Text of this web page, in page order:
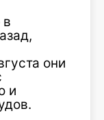
они
и